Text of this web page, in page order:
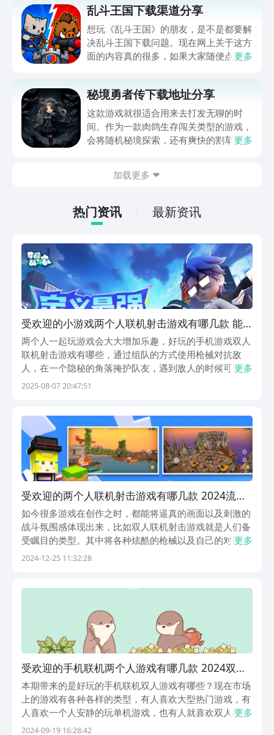
乱斗王国下载渠道分享
想玩《乱斗王国》的朋友，是不是都要解
决乱斗王国下载问题。现在网上关于这方
面的内容真的很多，如果大家随便点击陌
app进行下载会更加方便，九游是手游福
利最多的游戏平台，在这里不仅能够看到
游戏资源，还能及时查看后续的消息、活
动内容等相关信息。
更多
秘境勇者传下载地址分享
这款游戏就很适合用来去打发无聊的时
间。作为一款肉鸽生存闯关类型的游戏，
会将随机秘境探索，还有爽快的割草闯关
接就可以下载。游戏的上手门槛还是比较
打发无聊的时间，可玩性真的比较高。
更多
加载更多
热门资讯 最新资讯
受欢迎的小游戏两个人联机射击游戏有哪几款 能
够联机的射击游戏手机版合辑2025
两个人一起玩游戏会大大增加乐趣，好玩的手机游戏双人
联机射击游戏有哪些，通过组队的方式使用枪械对抗敌
人，在一个隐秘的角落掩护队友，遇到敌人的时候可以一
起进行攻击，能够增加游戏内获胜的概率，这些游戏拥有
更多
2025-08-07 20:47:51
受欢迎的两个人联机射击游戏有哪几款 2024流行
的联机射击游戏手机版分享
如今很多游戏在创作之时，都能将逼真的画面以及刺激的
战斗氛围感体现出来，比如双人联机射击游戏就是人们备
受瞩目的类型。其中将各种炫酷的枪械以及自己的对抗场
景呈现出来，您可利用此类作品打发时间，也能和自己的
欢...
更多
2024-12-25 11:32:28
受欢迎的手机联机两个人游戏有哪几款 2024双人
联机游戏汇总
本期带来的是好玩的手机联机双人游戏有哪些？现在市场
上的游戏有各种各样的类型，有人喜欢大型热门游戏，有
人喜欢一个人安静的玩单机游戏，也有人就喜欢双人联机
游戏，喜欢和好伙伴两个人一起享受快乐的游戏时光，既
更多
2024-09-19 16:28:42